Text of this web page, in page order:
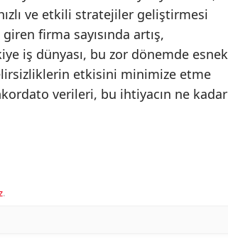
ve etkili stratejiler geliştirmesi
firma sayısında artış,
iş dünyası, bu zor dönemde esnek
etkisini minimize etme
verileri, bu ihtiyacın ne kadar
.